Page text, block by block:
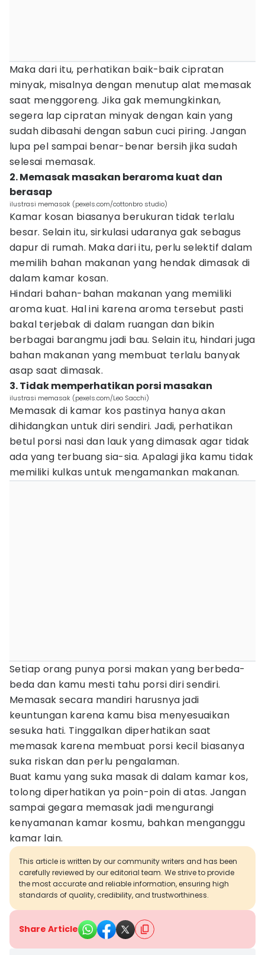
Maka dari itu, perhatikan baik-baik cipratan
minyak, misalnya dengan menutup alat memasak
saat menggoreng. Jika gak memungkinkan,
segera lap cipratan minyak dengan kain yang
sudah dibasahi dengan sabun cuci piring. Jangan
lupa pel sampai benar-benar bersih jika sudah
selesai memasak.
2. Memasak masakan beraroma kuat dan
berasap
ilustrasi memasak (pexels.com/cottonbro studio)
Kamar kosan biasanya berukuran tidak terlalu
besar. Selain itu, sirkulasi udaranya gak sebagus
dapur di rumah. Maka dari itu, perlu selektif dalam
memilih bahan makanan yang hendak dimasak di
dalam kamar kosan.
Hindari bahan-bahan makanan yang memiliki
aroma kuat. Hal ini karena aroma tersebut pasti
bakal terjebak di dalam ruangan dan bikin
berbagai barangmu jadi bau. Selain itu, hindari juga
bahan makanan yang membuat terlalu banyak
asap saat dimasak.
3. Tidak memperhatikan porsi masakan
ilustrasi memasak (pexels.com/Leo Sacchi)
Memasak di kamar kos pastinya hanya akan
dihidangkan untuk diri sendiri. Jadi, perhatikan
betul porsi nasi dan lauk yang dimasak agar tidak
ada yang terbuang sia-sia. Apalagi jika kamu tidak
memiliki kulkas untuk mengamankan makanan.
Setiap orang punya porsi makan yang berbeda-
beda dan kamu mesti tahu porsi diri sendiri.
Memasak secara mandiri harusnya jadi
keuntungan karena kamu bisa menyesuaikan
sesuka hati. Tinggalkan diperhatikan saat
memasak karena membuat porsi kecil biasanya
suka riskan dan perlu pengalaman.
Buat kamu yang suka masak di dalam kamar kos,
tolong diperhatikan ya poin-poin di atas. Jangan
sampai gegara memasak jadi mengurangi
kenyamanan kamar kosmu, bahkan menganggu
kamar lain.
This article is written by our community writers and has been
carefully reviewed by our editorial team. We strive to provide
the most accurate and reliable information, ensuring high
standards of quality, credibility, and trustworthiness.
Share Article